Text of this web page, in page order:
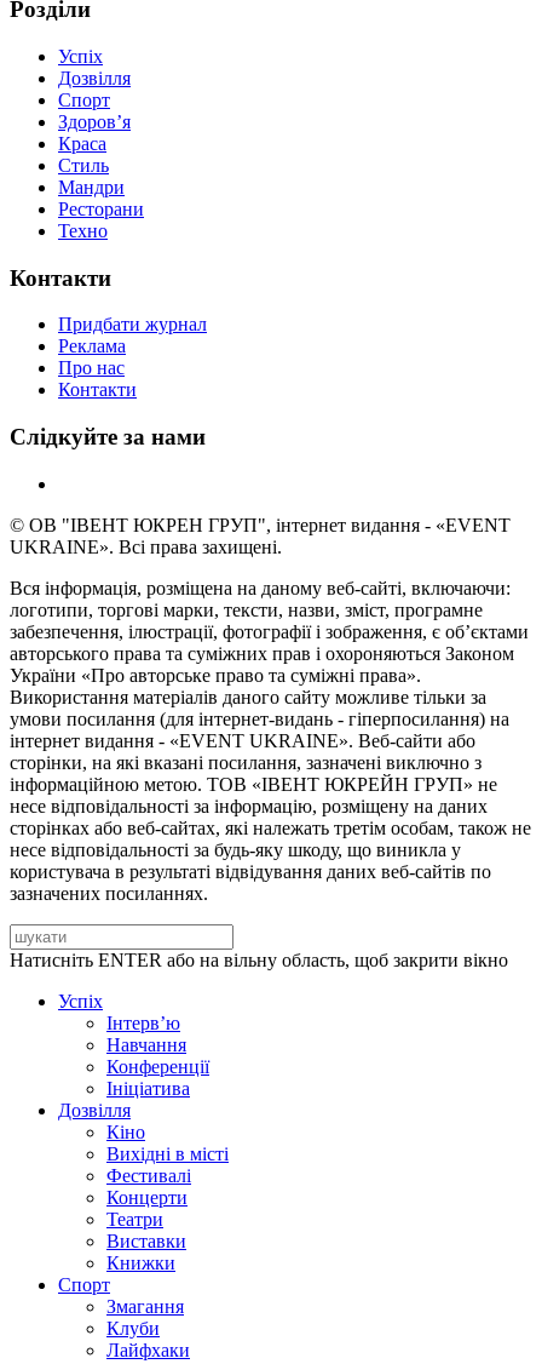
Розділи
Успіх
Дозвілля
Спорт
Здоров’я
Краса
Стиль
Мандри
Ресторани
Техно
Контакти
Придбати журнал
Реклама
Про нас
Контакти
Слідкуйте за нами
© ОВ "ІВЕНТ ЮКРЕН ГРУП", інтернет видання - «EVENT
UKRAINE». Всі права захищені.
Вся інформація, розміщена на даному веб-сайті, включаючи:
логотипи, торгові марки, тексти, назви, зміст, програмне
забезпечення, ілюстрації, фотографії і зображення, є об’єктами
авторського права та суміжних прав і охороняються Законом
України «Про авторське право та суміжні права».
Використання матеріалів даного сайту можливе тільки за
умови посилання (для інтернет-видань - гіперпосилання) на
інтернет видання - «EVENT UKRAINE». Веб-сайти або
сторінки, на які вказані посилання, зазначені виключно з
інформаційною метою. ТОВ «ІВЕНТ ЮКРЕЙН ГРУП» не
несе відповідальності за інформацію, розміщену на даних
сторінках або веб-сайтах, які належать третім особам, також не
несе відповідальності за будь-яку шкоду, що виникла у
користувача в результаті відвідування даних веб-сайтів по
зазначених посиланнях.
Натисніть ENTER або на вільну область, щоб закрити вікно
Успіх
Інтерв’ю
Навчання
Конференції
Ініціатива
Дозвілля
Кіно
Вихідні в місті
Фестивалі
Концерти
Театри
Виставки
Книжки
Спорт
Змагання
Клуби
Лайфхаки